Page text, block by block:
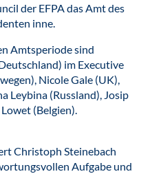
der EFPA das Amt des
inne.
Amtsperiode sind
im Executive
Nicole Gale (UK),
Leybina (Russland), Josip
(Belgien).
Christoph Steinebach
Aufgabe und